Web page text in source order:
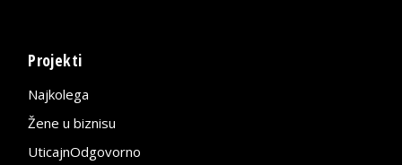
Projekti
Najkolega
Žene u biznisu
UticajnOdgovorno